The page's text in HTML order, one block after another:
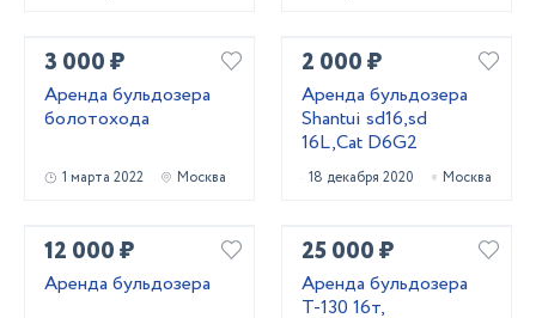
3 000 ₽
Аренда бульдозера
болотохода
1 марта 2022 Москва
2 000 ₽
Аренда бульдозера
Shantui sd16,sd
16L,Cat D6G2
18 декабря 2020 Москва
12 000 ₽
Аренда бульдозера
25 000 ₽
Аренда бульдозера
Т-130 16т,